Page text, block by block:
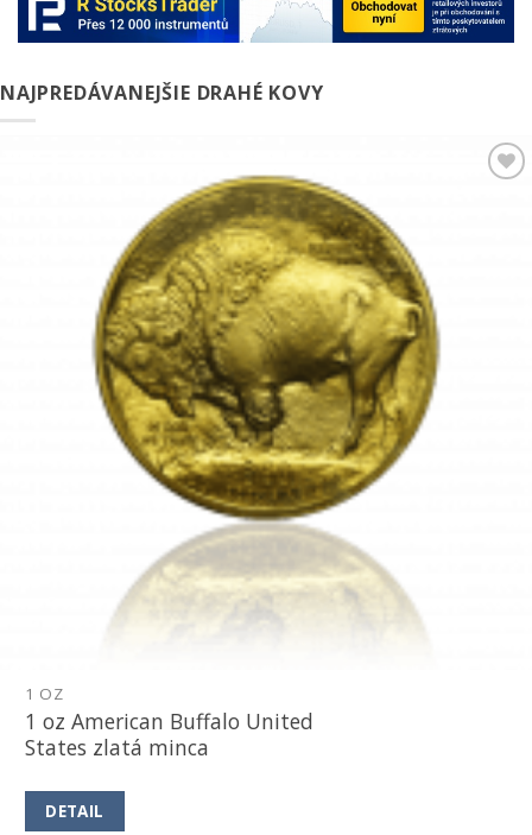
NAJPREDÁVANEJŠIE DRAHÉ KOVY
1 OZ
1 oz American Buffalo United
States zlatá minca
DETAIL